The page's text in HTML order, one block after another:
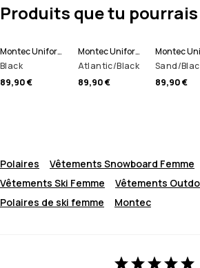
Produits que tu
Montec Uniform W Pull Polaire Femme
Black
89,90 €
Montec Uniform W Pull Polaire Femme
Atlantic/Black
89,90 €
Sand/
89,90 €
Polaires
Vêtements Snowboard Femme
Vêtements Ski Femme
Vêtements
Polaires de ski femme
Montec